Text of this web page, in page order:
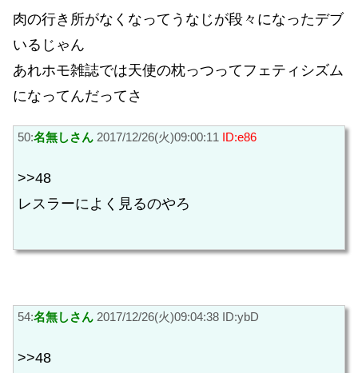
肉の行き所がなくなってうなじが段々になったデブ
いるじゃん
あれホモ雑誌では天使の枕っつってフェティシズム
になってんだってさ
50:名無しさん 2017/12/26(火)09:00:11 ID:e86
>>48
レスラーによく見るのやろ
54:名無しさん 2017/12/26(火)09:04:38 ID:ybD
>>48